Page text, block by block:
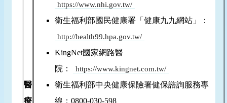
醫
療
https://www.nhi.gov.tw/
衛生福利部國民健康署「健康九九網站」：
http://health99.hpa.gov.tw/
KingNet國家網路醫
院：
https://www.kingnet.com.tw/
衛生福利部中央健康保險署健保諮詢服務專
線：0800-030-598